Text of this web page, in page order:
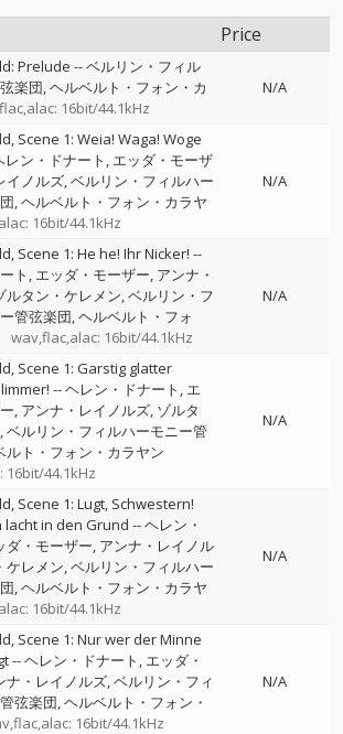
Price
Prelude --ベルリン・フィル
楽団 ヘルベルト・フォン・カ
16bit/44.1kHz
N/A
Scene 1: Weia! Waga! Woge
レン・ドナート エッダ・モーザ
イノルズ ベルリン・フィルハー
ヘルベルト・フォン・カラヤ
16bit/44.1kHz
N/A
Scene 1: He he! Ihr Nicker! --
ト エッダ・モーザー アンナ・
ルタン・ケレメン ベルリン・フ
管弦楽団 ヘルベルト・フォ
wav,flac,alac: 16bit/44.1kHz
N/A
Scene 1: Garstig glatter
--ヘレン・ドナート エ
アンナ・レイノルズ ゾルタ
ベルリン・フィルハーモニー管
ルト・フォン・カラヤン
16bit/44.1kHz
N/A
Scene 1: Lugt, Schwestern!
lacht in den Grund --ヘレン・
ダ・モーザー アンナ・レイノル
ケレメン ベルリン・フィルハー
ヘルベルト・フォン・カラヤ
16bit/44.1kHz
N/A
Scene 1: Nur wer der Minne
--ヘレン・ドナート エッダ・
ナ・レイノルズ ベルリン・フィ
弦楽団 ヘルベルト・フォン・
16bit/44.1kHz
N/A